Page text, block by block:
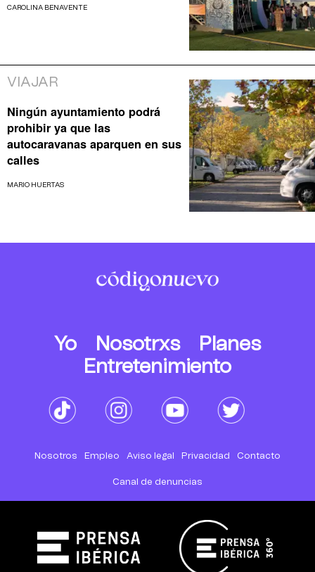
CAROLINA BENAVENTE
VIAJAR
Ningún ayuntamiento podrá
prohibir ya que las
autocaravanas aparquen en sus
calles
MARIO HUERTAS
Yo Nosotrxs
Planes
Entretenimiento
Nosotros Empleo Aviso legal Privacidad Contacto
Canal de denuncias